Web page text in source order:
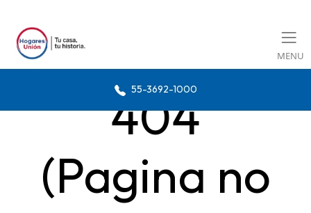
MENU
55-3692-1000
404
(Pagina no